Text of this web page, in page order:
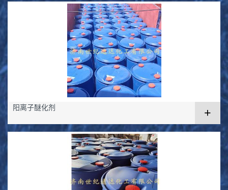
阳离子醚化剂 +